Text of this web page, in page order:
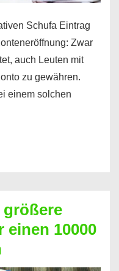
Schufa Eintrag
Zwar
auch Leuten mit
zu gewähren.
einem solchen
größere
einen 10000